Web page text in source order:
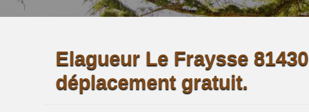
Elagueur Le Fraysse 81430
déplacement gratuit.